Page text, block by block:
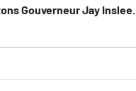
Gouverneur Jay Inslee.